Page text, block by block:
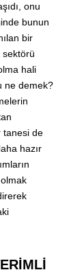
onu
bunun
bir
sektörü
hali
ne demek?
tanesi de
hazır